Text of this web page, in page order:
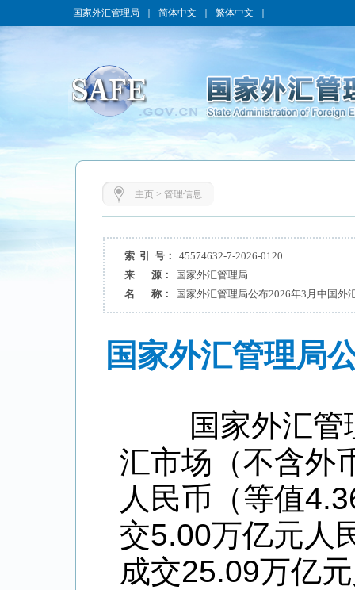
国家外汇管理局 简体中文 繁体中文
主页> 管理信息
索 引 号：
45574632-7-2026-0120
来 源：
国家外汇管理局
名 称：
国家外汇管理局公布2026年3月中国外
国家外汇管理局
国家外汇管
汇市场（不含外
人民币（等值
交5.00万亿元人
成交25.09万亿